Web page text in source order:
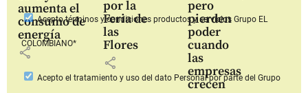
aumenta el
consumo de
energía
share
por la
Feria de
las
Flores
share
pero
pierden
poder
cuando
las
empresas
crecen
Aceptotérminos y condiciones productos y serviciosGrupo EL
COLOMBIANO*
Acepto el tratamiento y uso del dato Personalpor parte del Grupo